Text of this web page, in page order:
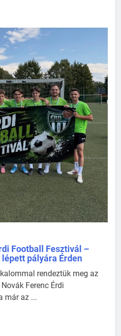
Football Fesztivál –
pályára Érden
rendeztük meg az
Ferenc Érdi
már az ...